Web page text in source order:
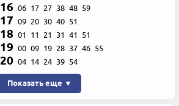
16 06 17 27 38 48 59
17 09 20 30 40 51
18 01 11 21 31 41 51
19 00 09 19 28 37 46 55
20 04 14 24 39 54
Показать еще ▼